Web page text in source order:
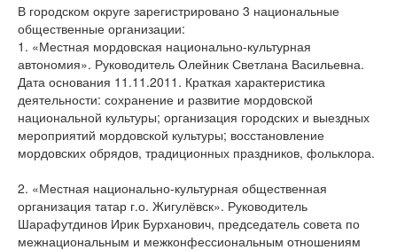
В городском округе зарегистрировано 3 национальные
общественные организации:
1. «Местная мордовская национально-культурная
автономия». Руководитель Олейник Светлана Васильевна.
Дата основания 11.11.2011. Краткая характеристика
деятельности: сохранение и развитие мордовской
национальной культуры; организация городских и выездных
мероприятий мордовской культуры; восстановление
мордовских обрядов, традиционных праздников, фольклора.
2. «Местная национально-культурная общественная
организация татар г.о. Жигулёвск». Руководитель
Шарафутдинов Ирик Бурханович, председатель совета по
межнациональным и межконфессиональным отношениям